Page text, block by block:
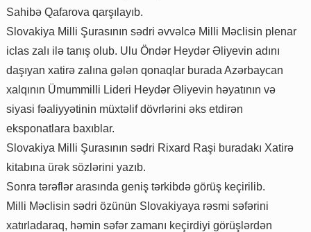
Sahibə Qafarova qarşılayıb.
Slovakiya Milli Şurasının sədri əvvəlcə Milli Məclisin plenar
iclas zalı ilə tanış olub. Ulu Öndər Heydər Əliyevin adını
daşıyan xatirə zalına gələn qonaqlar burada Azərbaycan
xalqının Ümummilli Lideri Heydər Əliyevin həyatının və
siyasi fəaliyyətinin müxtəlif dövrlərini əks etdirən
eksponatlara baxıblar.
Slovakiya Milli Şurasının sədri Rixard Raşi buradakı Xatirə
kitabına ürək sözlərini yazıb.
Sonra tərəflər arasında geniş tərkibdə görüş keçirilib.
Milli Məclisin sədri özünün Slovakiyaya rəsmi səfərini
xatırladaraq, həmin səfər zamanı keçirdiyi görüşlərdən